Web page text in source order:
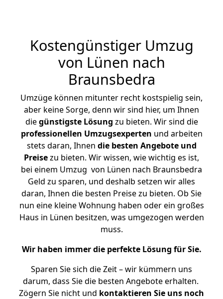
Kostengünstiger Umzug
von Lünen nach
Braunsbedra
Umzüge können mitunter recht kostspielig sein,
aber keine Sorge, denn wir sind hier, um Ihnen
diegünstigste Lösung zu bieten. Wir sind die
professionellen Umzugsexperten und arbeiten
stets daran, Ihnen die besten Angebote und
Preisezu bieten. Wir wissen, wie wichtig es ist,
bei einem Umzug von Lünen nach Braunsbedra
Geld zu sparen, und deshalb setzen wir alles
daran, Ihnen die besten Preise zu bieten. Ob Sie
nun eine kleine Wohnung haben oder ein großes
Haus in Lünen besitzen, was umgezogen werden
muss.
Wir haben immer die perfekte Lösung für Sie.
Sparen Sie sich die Zeit – wir kümmern uns
darum, dass Sie die besten Angebote erhalten.
Zögern Sie nicht und kontaktieren Sie uns noch